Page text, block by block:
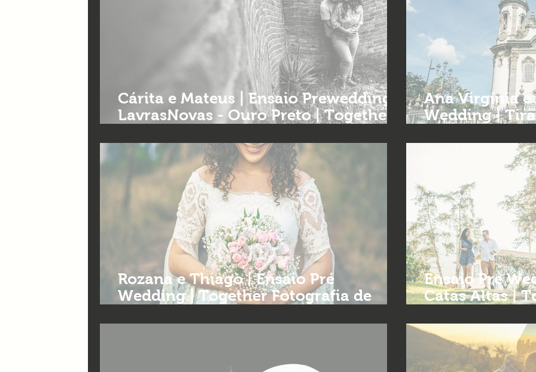
Cárita e Mateus | Ensaio Prewedding |
LavrasNovas - Ouro Preto | Together
Ana Virgínia e Abner| Ensaio Pre
Wedding |
Rozana e Thiago | Ensaio Pré
Wedding | Together Fotografia de
Ensaio Pre
Catas Altas |